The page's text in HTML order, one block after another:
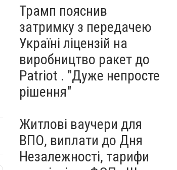
Трамп пояснив
затримку з передачею
Україні ліцензій на
виробництво ракет до
Patriot . "Дуже непросте
рішення"
Житлові ваучери для
ВПО, виплати до Дня
Незалежності, тарифи